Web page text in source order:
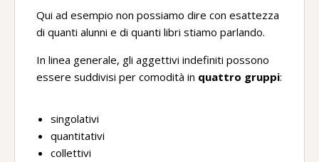
Qui ad esempio non possiamo dire con esattezza
di quanti alunni e di quanti libri stiamo parlando.
In linea generale, gli aggettivi indefiniti possono
essere suddivisi per comodità in quattro gruppi:
singolativi
quantitativi
collettivi